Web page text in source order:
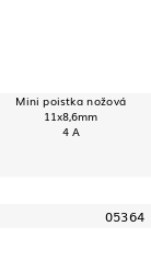
Mini poistka nožová
11x8,6mm
4 A
05364